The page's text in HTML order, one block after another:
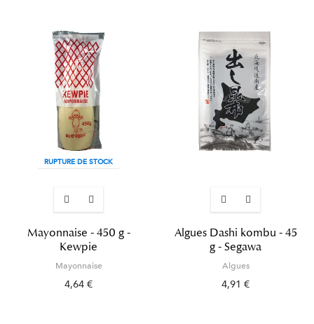
RUPTURE DE STOCK
Mayonnaise - 450 g -
Kewpie
Mayonnaise
4,64 €
Algues Dashi kombu - 45
g - Segawa
Algues
4,91 €